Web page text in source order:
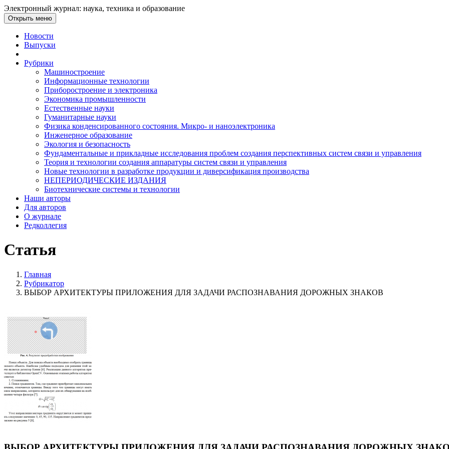
Электронный журнал: наука, техника и образование
Открыть меню
Новости
Выпуски
Рубрики
Машиностроение
Информационные технологии
Приборостроение и электроника
Экономика промышленности
Естественные науки
Гуманитарные науки
Физика конденсированного состояния. Микро- и наноэлектроника
Инженерное образование
Экология и безопасность
Фундаментальные и прикладные исследования проблем создания перспективных систем связи и управления
Теория и технологии создания аппаратуры систем связи и управления
Новые технологии в разработке продукции и диверсификация производства
НЕПЕРИОДИЧЕСКИЕ ИЗДАНИЯ
Биотехнические системы и технологии
Наши авторы
Для авторов
О журнале
Редколлегия
Статья
Главная
Рубрикатор
ВЫБОР АРХИТЕКТУРЫ ПРИЛОЖЕНИЯ ДЛЯ ЗАДАЧИ РАСПОЗНАВАНИЯ ДОРОЖНЫХ ЗНАКОВ